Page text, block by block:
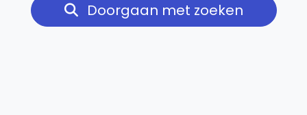
Doorgaan met zoeken